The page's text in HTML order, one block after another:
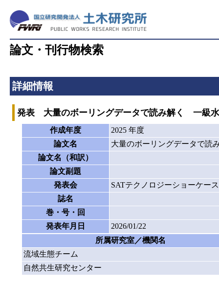
論文・刊行物検索
詳細情報
発表 大量のボーリングデータで読み解く 一級
作成年度
2025 年度
論文名
大量のボーリングデータで読
論文名（和訳）
論文副題
発表会
SATテクノロジーショーケー
誌名
巻・号・回
発表年月日
2026/01/22
所属研究室／機関名
流域生態チーム
自然共生研究センター